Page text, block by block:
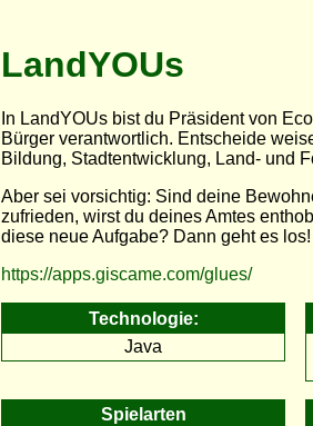
LandYOUs
In LandYOUs bist du Präsident von
Bürger verantwortlich. Entscheide
Bildung, Stadtentwicklung, Land- und
Aber sei vorsichtig: Sind deine
zufrieden, wirst du deines Amtes
diese neue Aufgabe? Dann geht es los!
https://apps.giscame.com/glues/
Technologie:
Java
Spielarten